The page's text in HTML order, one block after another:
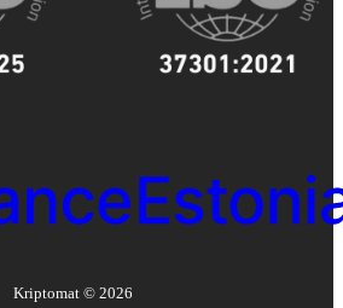
Kriptomat © 2026